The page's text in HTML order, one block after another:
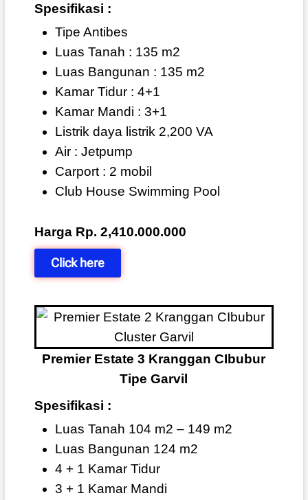
Spesifikasi :
Tipe Antibes
Luas Tanah : 135 m2
Luas Bangunan : 135 m2
Kamar Tidur : 4+1
Kamar Mandi : 3+1
Listrik daya listrik 2,200 VA
Air : Jetpump
Carport : 2 mobil
Club House Swimming Pool
Harga Rp. 2,410.000.000
Click here
Premier Estate 3 Kranggan CIbubur
Tipe Garvil
Spesifikasi :
Luas Tanah 104 m2 – 149 m2
Luas Bangunan 124 m2
4 + 1 Kamar Tidur
3 + 1 Kamar Mandi